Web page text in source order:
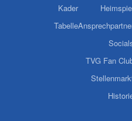
Kader
Tabelle
TVG Fan